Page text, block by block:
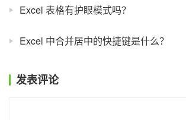
Excel 表格有护眼模式吗？
Excel 中合并居中的快捷键是什么？
发表评论